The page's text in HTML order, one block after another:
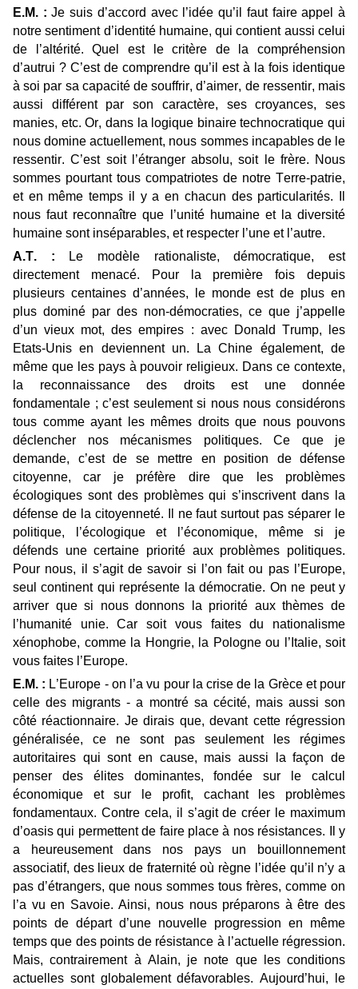
E.M. :Je suis d’accord avec l’idée qu’il faut faire appel à
notre sentiment d’identité humaine, qui contient aussi celui
de l’altérité. Quel est le critère de la compréhension
d’autrui ? C’est de comprendre qu’il est à la fois identique
à soi par sa capacité de souffrir, d’aimer, de ressentir, mais
aussi différent par son caractère, ses croyances, ses
manies, etc. Or, dans la logique binaire technocratique qui
nous domine actuellement, nous sommes incapables de le
ressentir. C’est soit l’étranger absolu, soit le frère. Nous
sommes pourtant tous compatriotes de notre Terre-patrie,
et en même temps il y a en chacun des particularités. Il
nous faut reconnaître que l’unité humaine et la diversité
humaine sont inséparables, et respecter l’une et l’autre.
A.T. :
Le modèle rationaliste, démocratique, est
directement menacé. Pour la première fois depuis
plusieurs centaines d’années, le monde est de plus en
plus dominé par des non-démocraties, ce que j’appelle
d’un vieux mot, des empires : avec Donald Trump, les
Etats-Unis en deviennent un. La Chine également, de
même que les pays à pouvoir religieux. Dans ce contexte,
la reconnaissance des droits est une donnée
fondamentale ; c’est seulement si nous nous considérons
tous comme ayant les mêmes droits que nous pouvons
déclencher nos mécanismes politiques. Ce que je
demande, c’est de se mettre en position de défense
citoyenne, car je préfère dire que les problèmes
écologiques sont des problèmes qui s’inscrivent dans la
défense de la citoyenneté. Il ne faut surtout pas séparer le
politique, l’écologique et l’économique, même si je
défends une certaine priorité aux problèmes politiques.
Pour nous, il s’agit de savoir si l’on fait ou pas l’Europe,
seul continent qui représente la démocratie. On ne peut y
arriver que si nous donnons la priorité aux thèmes de
l’humanité unie. Car soit vous faites du nationalisme
xénophobe, comme la Hongrie, la Pologne ou l’Italie, soit
vous faites l’Europe.
E.M. : L’Europe - on l’a vu pour la crise de la Grèce et pour
celle des migrants - a montré sa cécité, mais aussi son
côté réactionnaire. Je dirais que, devant cette régression
généralisée, ce ne sont pas seulement les régimes
autoritaires qui sont en cause, mais aussi la façon de
penser des élites dominantes, fondée sur le calcul
économique et sur le profit, cachant les problèmes
fondamentaux. Contre cela, il s’agit de créer le maximum
d’oasis qui permettent de faire place à nos résistances. Il y
a heureusement dans nos pays un bouillonnement
associatif, des lieux de fraternité où règne l’idée qu’il n’y a
pas d’étrangers, que nous sommes tous frères, comme on
l’a vu en Savoie. Ainsi, nous nous préparons à être des
points de départ d’une nouvelle progression en même
temps que des points de résistance à l’actuelle régression.
Mais, contrairement à Alain, je note que les conditions
actuelles sont globalement défavorables. Aujourd’hui, le